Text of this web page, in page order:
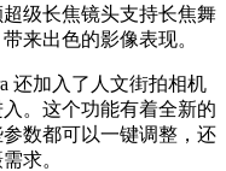
级长焦镜头支持长焦舞
来出色的影像表现。
还加入了人文街拍相机
。这个功能有着全新的
数都可以一键调整，还
求。